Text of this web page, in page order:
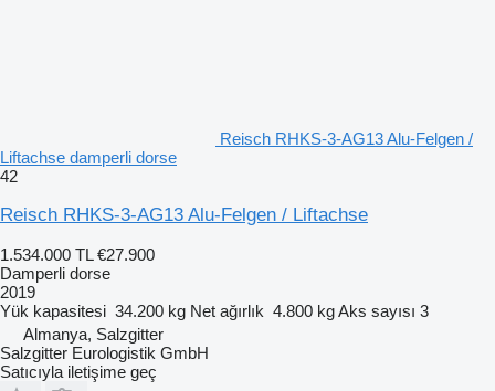
Reisch RHKS-3-AG13 Alu-Felgen /
Liftachse damperli dorse
42
Reisch RHKS-3-AG13 Alu-Felgen / Liftachse
1.534.000 TL €27.900
Damperli dorse
2019
Yük kapasitesi 34.200 kg Net ağırlık 4.800 kgAks sayısı 3
Almanya, Salzgitter
Salzgitter Eurologistik GmbH
Satıcıyla iletişime geç